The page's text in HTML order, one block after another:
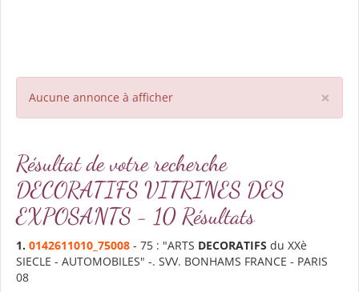
×
Aucune annonce à afficher
Résultat de votre recherche
DECORATIFS VITRINES DES
EXPOSANTS - 10 Résultats
1. 0142611010_75008 - 75 : "ARTS DECORATIFS du XXè
SIECLE - AUTOMOBILES" -. SVV. BONHAMS FRANCE - PARIS
08